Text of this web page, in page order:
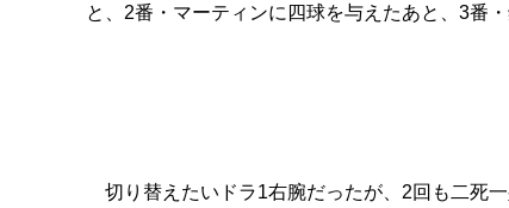
と、2番・マーティンに四球を与えたあと、3番
切り替えたいドラ1右腕だったが、2回も二死